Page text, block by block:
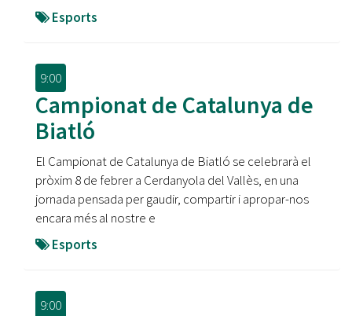
Esports
9:00
Campionat de Catalunya de
Biatló
El Campionat de Catalunya de Biatló se celebrarà el
pròxim 8 de febrer a Cerdanyola del Vallès, en una
jornada pensada per gaudir, compartir i apropar-nos
encara més al nostre e
Esports
9:00